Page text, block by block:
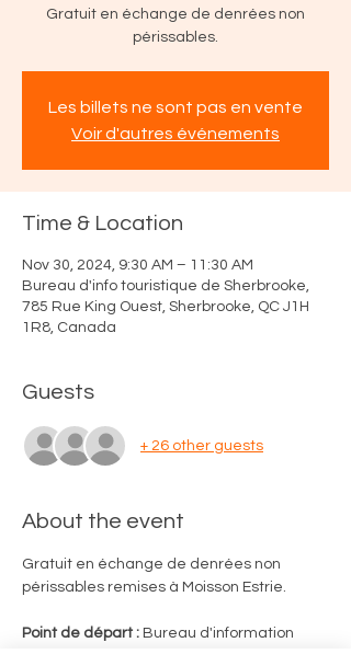
Gratuit en échange de denrées non
périssables.
Les billets ne sont pas en vente
Voir d'autres événements
Time & Location
Nov 30, 2024, 9:30 AM – 11:30 AM
Bureau d'info touristique de Sherbrooke,
785 Rue King Ouest, Sherbrooke, QC J1H
1R8, Canada
Guests
+ 26 other guests
About the event
Gratuit en échange de denrées non
périssables remises à Moisson Estrie.
Point de départ : Bureau d'information